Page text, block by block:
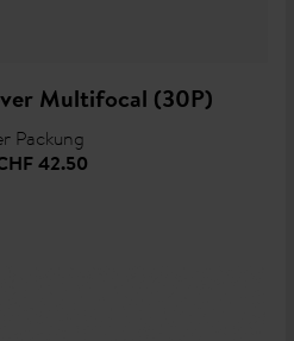
Multifocal (30P)
Packung
42.50